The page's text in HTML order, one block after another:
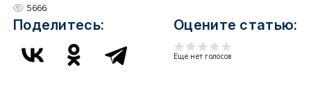
5666
Поделитесь: Оцените статью:
Еще нет голосов